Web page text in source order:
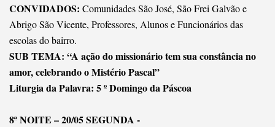
CONVIDADOS: Comunidades São José, São Frei Galvão e
Abrigo São Vicente, Professores, Alunos e Funcionários das
escolas do bairro.
SUB TEMA: “A ação do missionário tem sua constância no
amor, celebrando o Mistério Pascal”
Liturgia da Palavra: 5 º Domingo da Páscoa
8ª NOITE – 20/05 SEGUNDA -